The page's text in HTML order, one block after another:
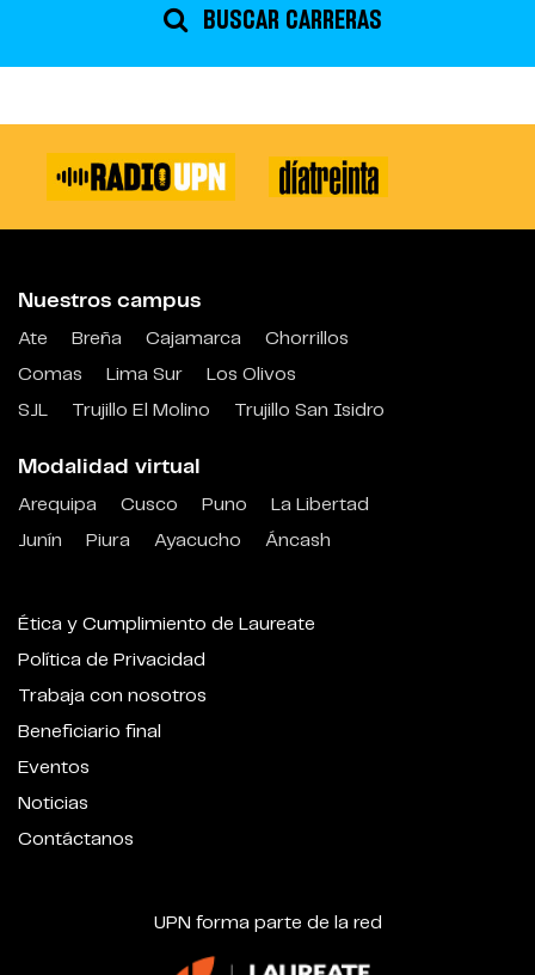
BUSCAR CARRERAS
Nuestros campus
Ate Breña Cajamarca
Chorrillos
Comas
Lima Sur
Los Olivos
SJL
Trujillo El Molino Trujillo San Isidro
Modalidad virtual
Arequipa Cusco Puno
La Libertad
Junín
Piura Ayacucho Áncash
Ética y Cumplimiento de Laureate
Política de Privacidad
Trabaja con nosotros
Beneficiario final
Eventos
Noticias
Contáctanos
UPN forma parte de la red